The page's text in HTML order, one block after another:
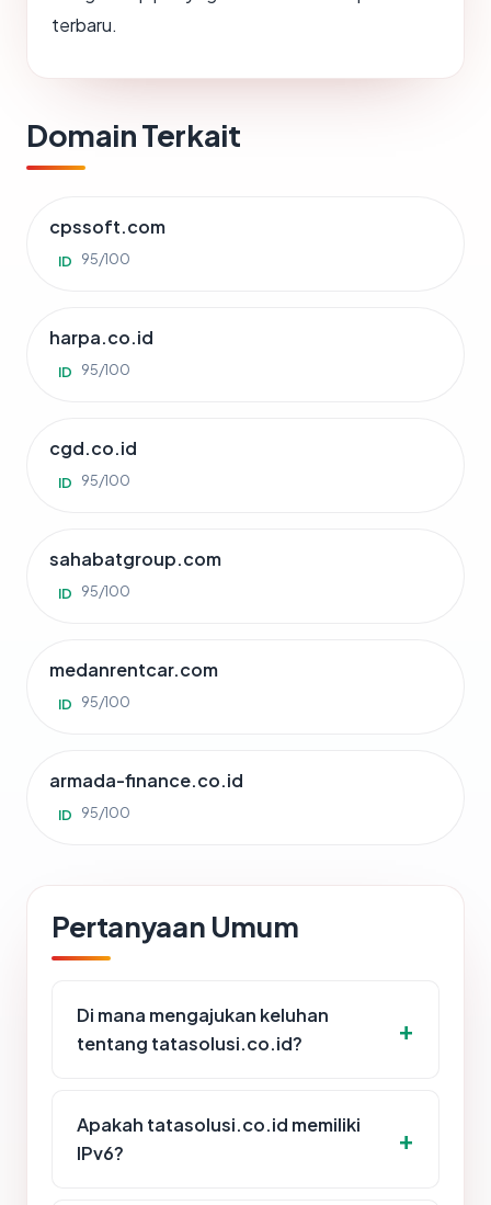
terbaru.
Domain Terkait
cpssoft.com
ID 95/100
harpa.co.id
ID 95/100
cgd.co.id
ID 95/100
sahabatgroup.com
ID 95/100
medanrentcar.com
ID 95/100
armada-finance.co.id
ID 95/100
Pertanyaan Umum
Di mana mengajukan keluhan
tentang tatasolusi.co.id?
Apakah tatasolusi.co.id memiliki
IPv6?